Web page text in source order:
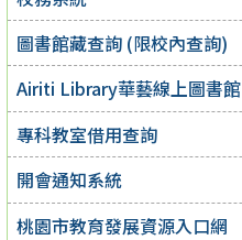
圖書館藏查詢 (限校內查詢)
Airiti Library華藝線上圖書館
專科教室借用查詢
開會通知系統
桃園市教育發展資源入口網